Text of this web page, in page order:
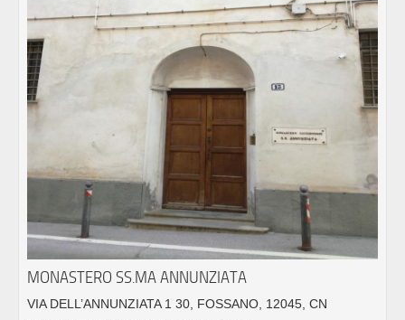
MONASTERO SS.MA ANNUNZIATA
VIA DELL’ANNUNZIATA 1 30, FOSSANO, 12045, CN